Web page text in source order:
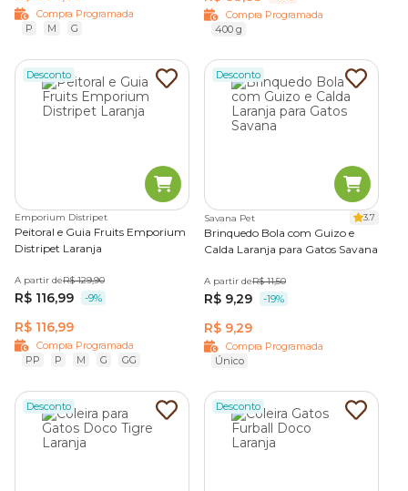
Compra Programada
P
M G
Compra Programada
400 g
Desconto
Emporium Distripet
Peitoral e Guia Fruits Emporium
Distripet Laranja
A partir deR$ 129,90
R$ 116,99 -9%
R$ 116,99
Compra Programada
PP
P M G GG
Desconto
Savana Pet 3.7
Brinquedo Bola com Guizo e
Calda Laranja para Gatos Savana
A partir deR$ 11,50
R$ 9,29 -19%
R$ 9,29
Compra Programada
Único
Desconto Desconto